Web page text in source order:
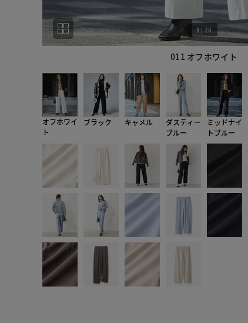
011 オフホワイト
1 | 28
オフホワイ
ト
ブラック キャメル
ダスティー
ブルー
ミッドナイ
トブルー